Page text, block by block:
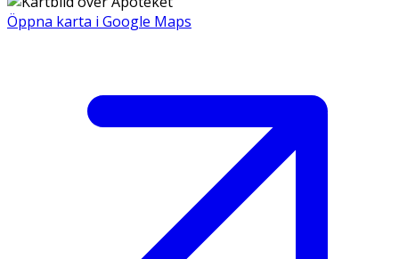
Öppna karta i Google Maps